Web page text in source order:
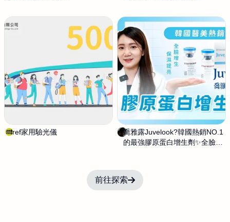
宇
r
e
n
d
i
p
i
t
y
尋
小
舖
路
Iref家用驗光儀
饒
青
喬雅露Juvelook?韓國熱銷NO.1
的最強膠原蛋白增生劑✨全臉增
前往探索